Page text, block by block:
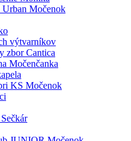
Močenok
výtvarníkov
zbor Cantica
Močenčanka
KS Močenok